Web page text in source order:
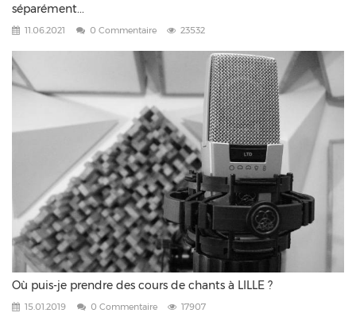
séparément...
11.06.2021 0 Commentaire 23532
Où puis-je prendre des cours de chants à LILLE ?
15.01.2019 0 Commentaire 17907